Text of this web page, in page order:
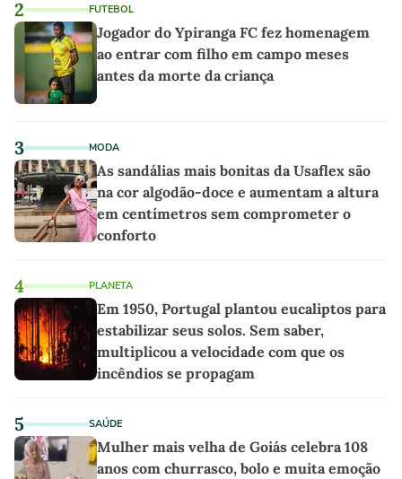
2 FUTEBOL
Jogador do Ypiranga FC fez homenagem
ao entrar com filho em campo meses
antes da morte da criança
3 MODA
As sandálias mais bonitas da Usaflex são
na cor algodão-doce e aumentam a altura
em centímetros sem comprometer o
conforto
4 PLANETA
Em 1950, Portugal plantou eucaliptos para
estabilizar seus solos. Sem saber,
multiplicou a velocidade com que os
incêndios se propagam
5 SAÚDE
Mulher mais velha de Goiás celebra 108
anos com churrasco, bolo e muita emoção